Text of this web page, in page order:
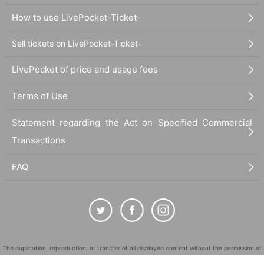
How to use LivePocket-Ticket-
Sell tickets on LivePocket-Ticket-
LivePocket of price and usage fees
Terms of Use
Statement regarding the Act on Specified Commercial
Transactions
FAQ
The duplication, reproduction, or transfer of all displayed content without the permission of